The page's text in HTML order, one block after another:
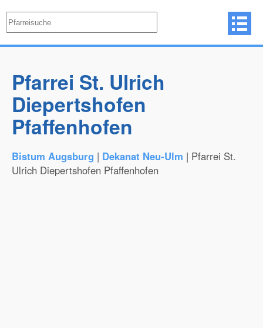
Pfarrei St. Ulrich
Diepertshofen
Pfaffenhofen
Bistum Augsburg | Dekanat Neu-Ulm | Pfarrei St.
Ulrich Diepertshofen Pfaffenhofen